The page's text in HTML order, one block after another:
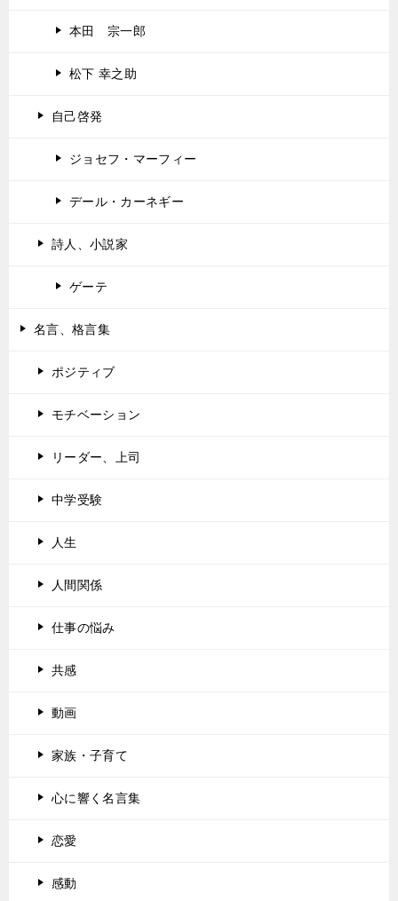
本田 宗一郎
松下 幸之助
自己啓発
ジョセフ・マーフィー
デール・カーネギー
詩人、小説家
ゲーテ
名言、格言集
ポジティブ
モチベーション
リーダー、上司
中学受験
人生
人間関係
仕事の悩み
共感
動画
家族・子育て
心に響く名言集
恋愛
感動